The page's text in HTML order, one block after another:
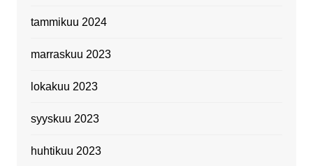
tammikuu 2024
marraskuu 2023
lokakuu 2023
syyskuu 2023
huhtikuu 2023